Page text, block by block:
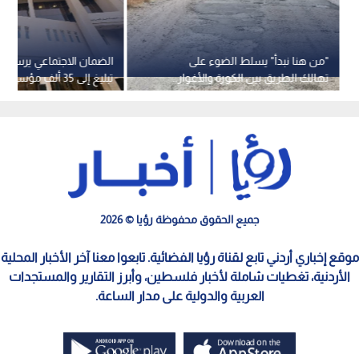
الضمان الاجتماعي يرسل
تبليغ إلى 35 ألف
لشمولها بالقانون
"من هنا نبدأ" يسلط الضوء على
تهالك الطريق بين الكورة والأغوار..
و"الأشغال" تعلن موعد صيانتها..
جميع الحقوق محفوظة رؤيا © 2026
موقع إخباري أردني تابع لقناة رؤيا الفضائية. تابعوا معنا آخر الأخبار المحلية
الأردنية، تغطيات شاملة لأخبار فلسطين، وأبرز التقارير والمستجدات
العربية والدولية على مدار الساعة.